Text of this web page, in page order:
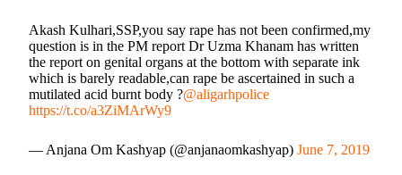
Akash Kulhari,SSP,you say rape has not been confirmed,my
question is in the PM report Dr Uzma Khanam has written
the report on genital organs at the bottom with separate ink
which is barely readable,can rape be ascertained in such a
mutilated acid burnt body ?@aligarhpolice
https://t.co/a3ZiMArWy9
— Anjana Om Kashyap (@anjanaomkashyap)June 7, 2019